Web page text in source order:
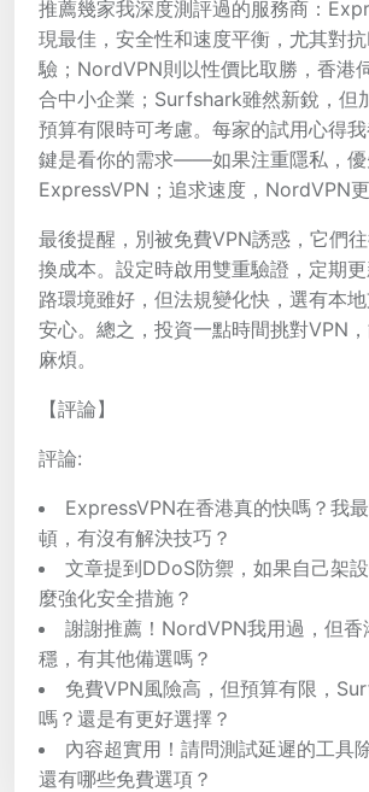
推薦幾家我深度測評過的服務商：
現最佳，安全性和速度平衡，尤其對
驗；NordVPN則以性價比取勝，香港
合中小企業；Surfshark雖然新銳，但
預算有限時可考慮。每家的試用心得
鍵是看你的需求——如果注重隱私，優
ExpressVPN；追求速度，NordVPN更
最後提醒，別被免費VPN誘惑，它們
換成本。設定時啟用雙重驗證，定期
路環境雖好，但法規變化快，選有本
安心。總之，投資一點時間挑對VPN
麻煩。
【評論】
評論:
ExpressVPN在香港真的快嗎？我
頓，有沒有解決技巧？
文章提到DDoS防禦，如果自己架
麼強化安全措施？
謝謝推薦！NordVPN我用過，但香
穩，有其他備選嗎？
免費VPN風險高，但預算有限，
嗎？還是有更好選擇？
內容超實用！請問測試延遲的工具
還有哪些免費選項？